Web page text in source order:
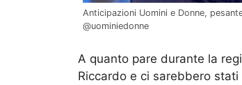
Anticipazioni Uomini e Donne,
@uominiedonne
A quanto pare durante la
Riccardo e ci sarebbero